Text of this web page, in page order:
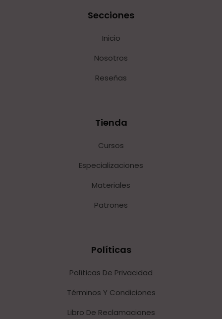
Secciones
Inicio
Nosotros
Reseñas
Tienda
Cursos
Especializaciones
Materiales
Patrones
Políticas
Políticas De Privacidad
Términos Y Condiciones
Libro De Reclamaciones